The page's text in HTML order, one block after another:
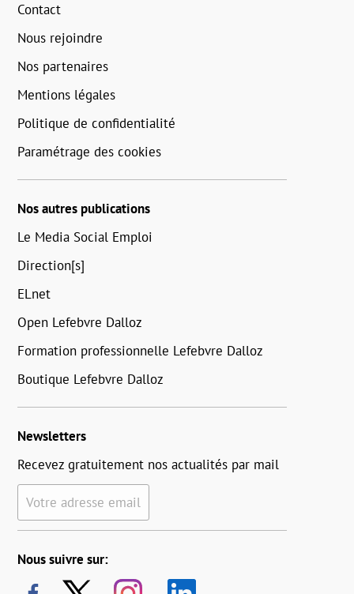
Contact
Nous rejoindre
Nos partenaires
Mentions légales
Politique de confidentialité
Paramétrage des cookies
Nos autres publications
Le Media Social Emploi
Direction[s]
ELnet
Open Lefebvre Dalloz
Formation professionnelle Lefebvre Dalloz
Boutique Lefebvre Dalloz
Newsletters
Recevez gratuitement nos actualités par mail
Votre adresse email
Nous suivre sur: